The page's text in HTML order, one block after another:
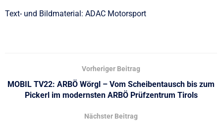
Text- und Bildmaterial: ADAC Motorsport
Vorheriger Beitrag
MOBIL TV22: ARBÖ Wörgl – Vom Scheibentausch bis zum
Pickerl im modernsten ARBÖ Prüfzentrum Tirols
Nächster Beitrag